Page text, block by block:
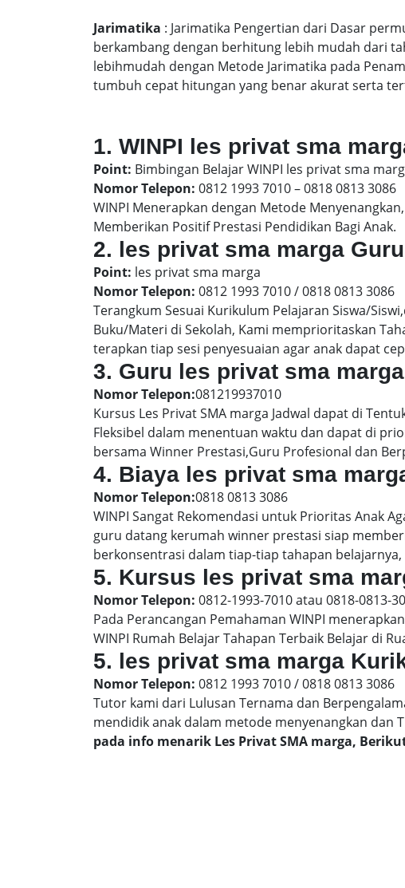
Jarimatika : Jarimatika Pengertian dari Dasar
berkambang dengan berhitung lebih mudah dari
lebihmudah dengan Metode Jarimatika pada
tumbuh cepat hitungan yang benar akurat serta
1. WINPI les privat sma
Point: Bimbingan Belajar WINPI les privat sma
Nomor Telepon: 0812 1993 7010 – 0818 0813 3086
WINPI Menerapkan dengan Metode
Memberikan Positif Prestasi Pendidikan Bagi Anak.
2. les privat sma marga
Point: les privat sma marga
Nomor Telepon: 0812 1993 7010 / 0818 0813 3086
Terangkum Sesuai Kurikulum Pelajaran Siswa/
Buku/Materi di Sekolah, Kami memprioritaskan
terapkan tiap sesi penyesuaian agar anak dapat
3. Guru les privat sma marga
Nomor Telepon:081219937010
Kursus Les Privat SMA marga Jadwal dapat di
Fleksibel dalam menentuan waktu dan dapat di
bersama Winner Prestasi,Guru Profesional dan
4. Biaya les privat sma
Nomor Telepon:0818 0813 3086
WINPI Sangat Rekomendasi untuk Prioritas Anak
guru datang kerumah winner prestasi siap
berkonsentrasi dalam tiap-tiap tahapan
5. Kursus les privat sma
Nomor Telepon: 0812-1993-7010 atau 0818-0813-
Pada Perancangan Pemahaman WINPI
WINPI Rumah Belajar Tahapan Terbaik Belajar di
5. les privat sma marga
Nomor Telepon: 0812 1993 7010 / 0818 0813 3086
Tutor kami dari Lulusan Ternama dan
mendidik anak dalam metode menyenangkan dan
pada info menarik Les Privat SMA marga,